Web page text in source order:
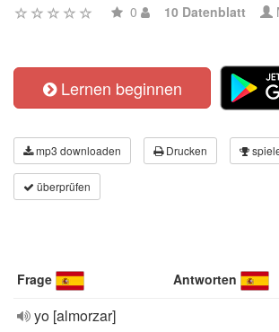
0 10 Datenblatt
Lernen beginnen
mp3 downloaden Drucken
überprüfen
Frage Antworten
yo [almorzar]